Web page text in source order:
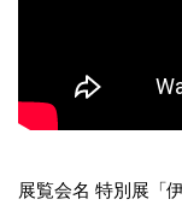
展覧会名 特別展「